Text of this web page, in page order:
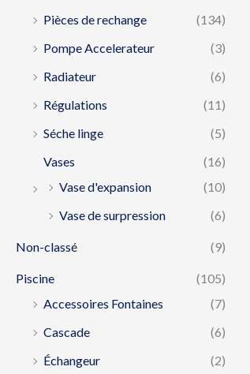
Pièces de rechange
(134)
Pompe Accelerateur
(3)
Radiateur
(6)
Régulations
(11)
Séche linge
(5)
Vases
(16)
Vase d'expansion
(10)
Vase de surpression
(6)
Non-classé (9)
Piscine
(105)
Accessoires Fontaines
(7)
Cascade
(6)
Échangeur
(2)